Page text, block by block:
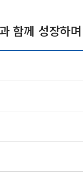
함께 성장하